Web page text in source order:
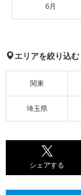
6月
エリアを絞り込む
関東
埼玉県
シェアする